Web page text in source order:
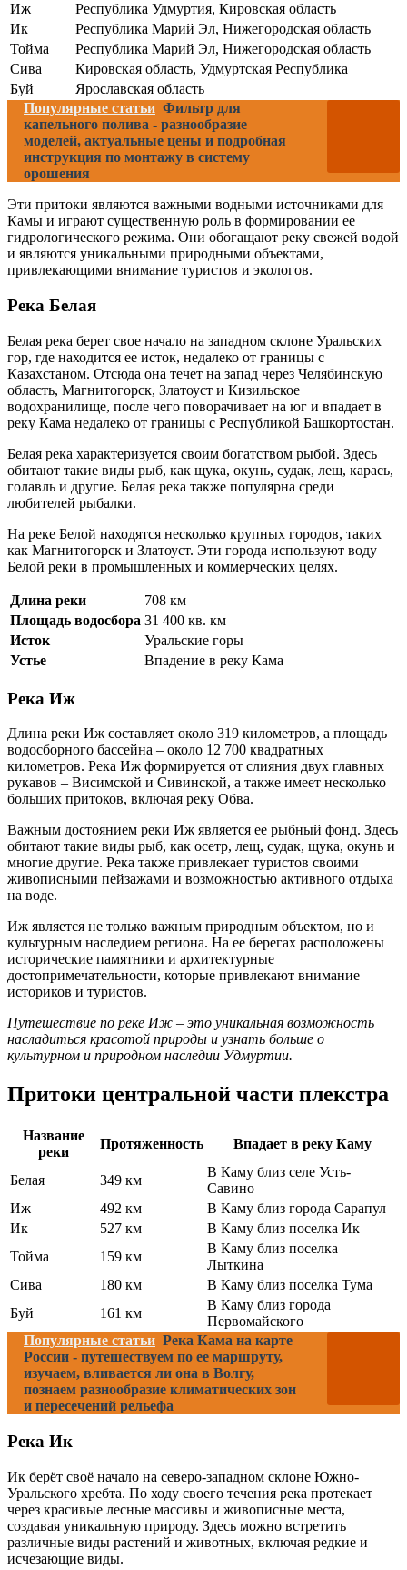
Иж
Республика Удмуртия, Кировская область
Ик
Республика Марий Эл, Нижегородская область
Тойма
Республика Марий Эл, Нижегородская область
Сива
Кировская область, Удмуртская Республика
Буй
Ярославская область
Популярные статьи Фильтр для
капельного полива - разнообразие
моделей, актуальные цены и подробная
инструкция по монтажу в систему
орошения
Эти притоки являются важными водными источниками для
Камы и играют существенную роль в формировании ее
гидрологического режима. Они обогащают реку свежей водой
и являются уникальными природными объектами,
привлекающими внимание туристов и экологов.
Река Белая
Белая река берет свое начало на западном склоне Уральских
гор, где находится ее исток, недалеко от границы с
Казахстаном. Отсюда она течет на запад через Челябинскую
область, Магнитогорск, Златоуст и Кизильское
водохранилище, после чего поворачивает на юг и впадает в
реку Кама недалеко от границы с Республикой Башкортостан.
Белая река характеризуется своим богатством рыбой. Здесь
обитают такие виды рыб, как щука, окунь, судак, лещ, карась,
голавль и другие. Белая река также популярна среди
любителей рыбалки.
На реке Белой находятся несколько крупных городов, таких
как Магнитогорск и Златоуст. Эти города используют воду
Белой реки в промышленных и коммерческих целях.
Длина реки
708 км
Площадь водосбора 31 400 кв. км
Исток
Уральские горы
Устье
Впадение в реку Кама
Река Иж
Длина реки Иж составляет около 319 километров, а площадь
водосборного бассейна – около 12 700 квадратных
километров. Река Иж формируется от слияния двух главных
рукавов – Висимской и Сивинской, а также имеет несколько
больших притоков, включая реку Обва.
Важным достоянием реки Иж является ее рыбный фонд. Здесь
обитают такие виды рыб, как осетр, лещ, судак, щука, окунь и
многие другие. Река также привлекает туристов своими
живописными пейзажами и возможностью активного отдыха
на воде.
Иж является не только важным природным объектом, но и
культурным наследием региона. На ее берегах расположены
исторические памятники и архитектурные
достопримечательности, которые привлекают внимание
историков и туристов.
Путешествие по реке Иж – это уникальная возможность
насладиться красотой природы и узнать больше о
культурном и природном наследии Удмуртии.
Притоки центральной части плекстра
Название
реки
Протяженность Впадает в реку Каму
Белая 349 км
В Каму близ селе Усть-
Савино
Иж
492 км
В Каму близ города Сарапул
Ик
527 км
В Каму близ поселка Ик
Тойма
159 км
В Каму близ поселка
Лыткина
Сива
180 км
В Каму близ поселка Тума
Буй
161 км
В Каму близ города
Первомайского
Популярные статьи Река Кама на карте
России - путешествуем по ее маршруту,
изучаем, вливается ли она в Волгу,
познаем разнообразие климатических зон
и пересечений рельефа
Река Ик
Ик берёт своё начало на северо-западном склоне Южно-
Уральского хребта. По ходу своего течения река протекает
через красивые лесные массивы и живописные места,
создавая уникальную природу. Здесь можно встретить
различные виды растений и животных, включая редкие и
исчезающие виды.